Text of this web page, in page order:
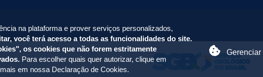
na plataforma e prover serviços personalizados,
você terá acesso a todas as funcionalidades do site.
os cookies que não forem estritamente
Para escolher quais quer autorizar, clique em
em nossa Declaração de Cookies.